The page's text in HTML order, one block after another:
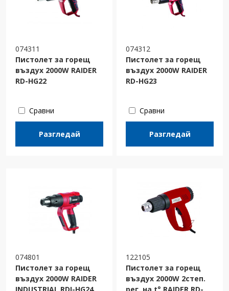
074311
Пистолет за горещ
въздух 2000W RAIDER
RD-HG22
Сравни
Разгледай
074312
Пистолет за горещ
въздух 2000W RAIDER
RD-HG23
Сравни
Разгледай
074801
Пистолет за горещ
въздух 2000W RAIDER
122105
Пистолет за горещ
въздух 2000W 2степ.